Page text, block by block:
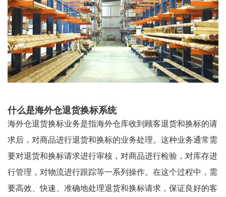
什么是海外仓退货换标系统
海外仓退货换标业务是指海外仓库收到顾客退货和换标的请
求后，对商品进行退货和换标的业务处理。这种业务通常需
要对退货和换标请求进行审核，对商品进行检验，对库存进
行管理，对物流进行跟踪等一系列操作。在这个过程中，需
要高效、快速、准确地处理退货和换标请求，保证良好的客